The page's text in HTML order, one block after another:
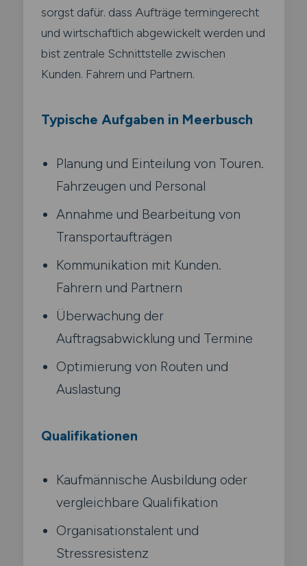
sorgst dafür. dass Aufträge termingerecht
und wirtschaftlich abgewickelt werden und
bist zentrale Schnittstelle zwischen
Kunden. Fahrern und Partnern.
Typische Aufgaben in Meerbusch
Planung und Einteilung von Touren.
Fahrzeugen und Personal
Annahme und Bearbeitung von
Transportaufträgen
Kommunikation mit Kunden.
Fahrern und Partnern
Überwachung der
Auftragsabwicklung und Termine
Optimierung von Routen und
Auslastung
Qualifikationen
Kaufmännische Ausbildung oder
vergleichbare Qualifikation
Organisationstalent und
Stressresistenz